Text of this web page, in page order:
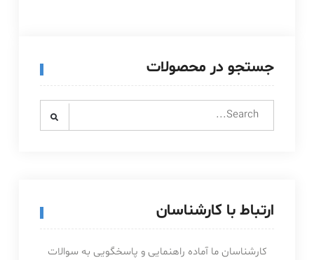
جستجو در محصولات
Search
ارتباط با کارشناسان
کارشناسان ما آماده راهنمایی و پاسخگویی به سوالات